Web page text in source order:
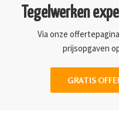
Tegelwerken
Via onze
prijsopgaven
GRATIS